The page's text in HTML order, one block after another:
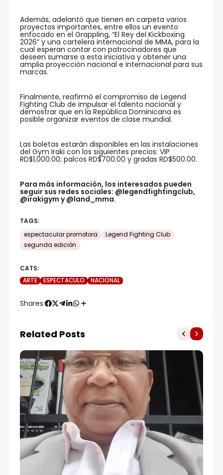
Además, adelantó que tienen en carpeta varios
proyectos importantes, entre ellos un evento
enfocado en el Grappling, “El Rey del Kickboxing
2026” y una cartelera internacional de MMA, para la
cual esperan contar con patrocinadores que
deseen sumarse a esta iniciativa y obtener una
amplia proyección nacional e internacional para sus
marcas.
Finalmente, reafirmó el compromiso de Legend
Fighting Club de impulsar el talento nacional y
demostrar que en la República Dominicana es
posible organizar eventos de clase mundial.
Las boletas estarán disponibles en las instalaciones
del Gym Iraki con los siguientes precios: VIP
RD$1,000.00; palcos RD$700.00 y gradas RD$500.00.
Para más información, los interesados pueden
seguir sus redes sociales: @legendfightingclub,
@irakigym y @land_mma.
TAGS:
espectacular promotora
Legend Fighting Club
segunda edición
CATS:
ARTE
ESPECTACULO NACIONAL
Shares:
Related Posts